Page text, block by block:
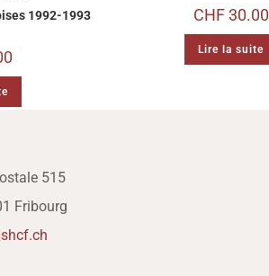
1992-1993 CHF30.00
Lire la suite
515
Fribourg